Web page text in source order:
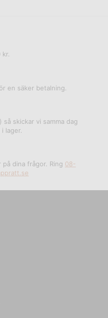
kr.
en säker betalning.
så skickar vi samma dag
lager.
dina frågor. Ring 08-